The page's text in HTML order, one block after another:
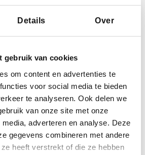
Details Over
gebruik van cookies
om content en advertenties te
voor social media te bieden
te analyseren. Ook delen we
van onze site met onze
adverteren en analyse. Deze
gegevens combineren met andere
heeft verstrekt of die ze hebben
Hissor fort